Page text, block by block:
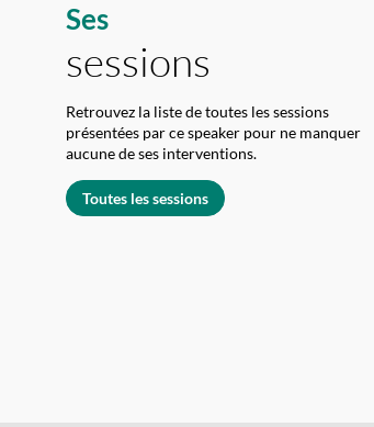
Ses
sessions
Retrouvez la liste de toutes les sessions
présentées par ce speaker pour ne manquer
aucune de ses interventions.
Toutes les sessions